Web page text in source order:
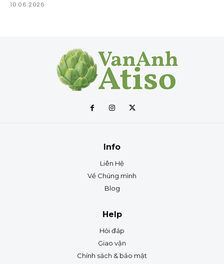
10.06.2026
Info
Liên Hệ
Về Chúng mình
Blog
Help
Hỏi đáp
Giao vận
Chính sách & bảo mật